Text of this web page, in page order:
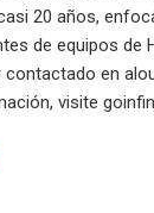
20 años,
de equipos de
contactado en
visite